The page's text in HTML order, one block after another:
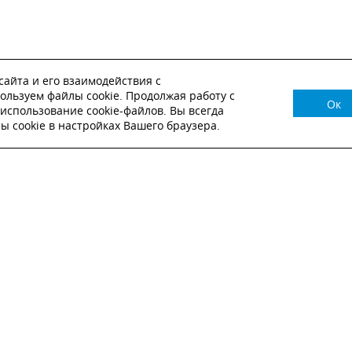
НУЖНА КОНСУЛЬТАЦИЯ?
ЗАЯВКУ И НАШ МЕНЕДЖЕР СВЯЖЕТСЯ
и его взаимодействия с
файлы cookie. Продолжая работу с
cookie-файлов. Вы всегда
cookie в настройках Вашего браузера.
Ок